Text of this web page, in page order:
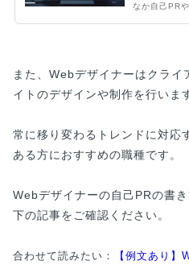
なか自己PR
また、Webデザイナーはクラ
イトのデザインや制作を行いま
常に移り変わるトレンドに対応
ある方におすすめの職種です。
Webデザイナーの自己PRの書
下の記事をご確認ください。
合わせて読みたい：
【例文あり